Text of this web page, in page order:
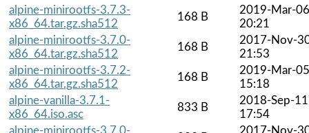
alpine-minirootfs-3.7.3-
x86_64.tar.gz.sha512
168 B
2019-Mar-06
20:21
alpine-minirootfs-3.7.0-
x86_64.tar.gz.sha512
168 B
2017-Nov-
21:53
alpine-minirootfs-3.7.2-
x86_64.tar.gz.sha512
168 B
2019-Mar-05
15:18
alpine-vanilla-3.7.1-
x86_64.iso.asc
833 B
2018-Sep-11
17:54
alpine-minirootfs-3.7.0-
2017-Nov-